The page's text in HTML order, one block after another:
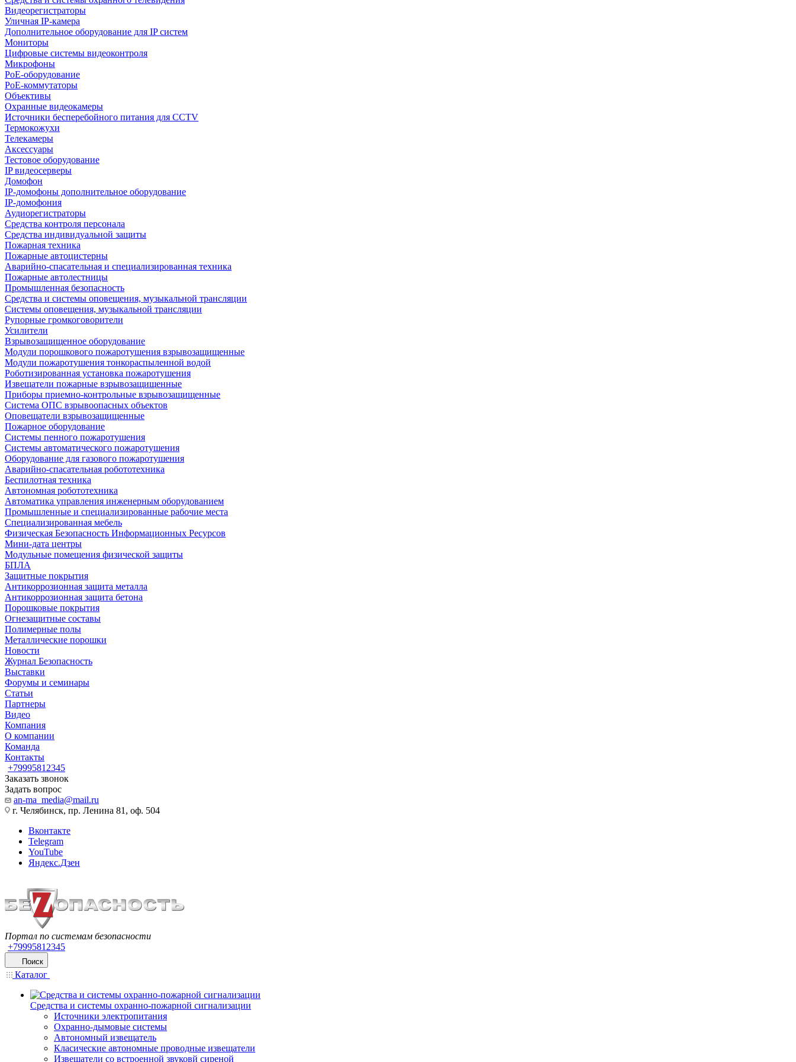
Видеорегистраторы
Уличная IP-камера
Дополнительное оборудование для IP систем
Мониторы
Цифровые системы видеоконтроля
Микрофоны
PoE-оборудование
PoE-коммутаторы
Объективы
Охранные видеокамеры
Источники бесперебойного питания для CCTV
Термокожухи
Телекамеры
Аксессуары
Тестовое оборудование
IP видеосерверы
Домофон
IP-домофоны дополнительное оборудование
IP-домофония
Аудиорегистраторы
Средства контроля персонала
Средства индивидуальной защиты
Пожарная техника
Пожарные автоцистерны
Аварийно-спасательная и специализированная техника
Пожарные автолестницы
Промышленная безопасность
Средства и системы оповещения, музыкальной трансляции
Системы оповещения, музыкальной трансляции
Рупорные громкоговорители
Усилители
Взрывозащищенное оборудование
Модули порошкового пожаротушения взрывозащищенные
Модули пожаротушения тонкораспыленной водой
Роботизированная установка пожаротушения
Извещатели пожарные взрывозащищенные
Приборы приемно-контрольные взрывозащищенные
Система ОПС взрывоопасных объектов
Оповещатели взрывозащищенные
Пожарное оборудование
Системы пенного пожаротушения
Системы автоматического пожаротушения
Оборудование для газового пожаротушения
Аварийно-спасательная робототехника
Беспилотная техника
Автономная робототехника
Автоматика управления инженерным оборудованием
Промышленные и специализированные рабочие места
Специализированная мебель
Физическая Безопасность Информационных Ресурсов
Мини-дата центры
Модульные помещения физической защиты
БПЛА
Защитные покрытия
Антикоррозионная защита металла
Антикоррозионная защита бетона
Порошковые покрытия
Огнезащитные составы
Полимерные полы
Металлические порошки
Новости
Журнал Безопасность
Выставки
Форумы и семинары
Статьи
Партнеры
Видео
Компания
О компании
Команда
Контакты
+79995812345
Заказать звонок
Задать вопрос
an-ma_media@mail.ru
г. Челябинск, пр. Ленина 81, оф. 504
Вконтакте
Telegram
YouTube
Яндекс.Дзен
Портал по системам безопасности
+79995812345
Поиск
Каталог
Средства и системы охранно-пожарной сигнализации
Источники электропитания
Охранно-дымовые системы
Автономный извещатель
Класические автономные проводные извещатели
Извещатели со встроенной звуковй сиреной